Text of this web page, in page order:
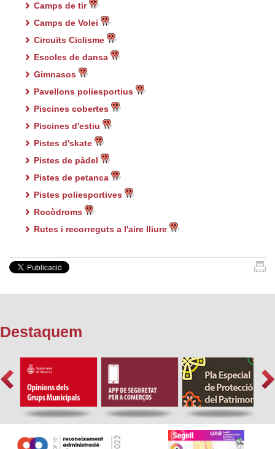
Camps de tir
Camps de Volei
Circuïts Ciclisme
Escoles de dansa
Gimnasos
Pavellons poliesportius
Piscines cobertes
Piscines d'estiu
Pistes d'skate
Pistes de pàdel
Pistes de petanca
Pistes poliesportives
Rocòdroms
Rutes i recorreguts a l'aire lliure
Destaquem